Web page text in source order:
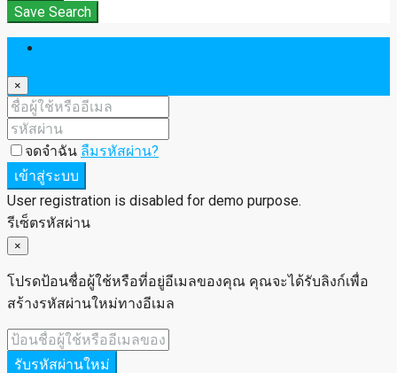
Save Search
×
จดจำฉัน ลืมรหัสผ่าน?
เข้าสู่ระบบ
User registration is disabled for demo purpose.
รีเซ็ตรหัสผ่าน
×
โปรดป้อนชื่อผู้ใช้หรือที่อยู่อีเมลของคุณ คุณจะได้รับลิงก์เพื่อ
สร้างรหัสผ่านใหม่ทางอีเมล
รับรหัสผ่านใหม่